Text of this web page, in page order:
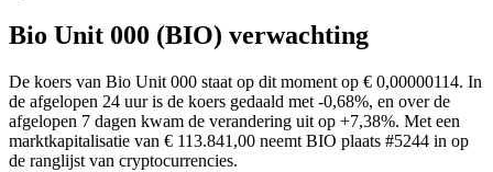
Bio Unit 000 (BIO) verwachting
De koers van Bio Unit 000 staat op dit moment op € 0,00000114. In
de afgelopen 24 uur is de koers gedaald met -0,68%, en over de
afgelopen 7 dagen kwam de verandering uit op +7,38%. Met een
marktkapitalisatie van € 113.841,00 neemt BIO plaats #5244 in op
de ranglijst van cryptocurrencies.